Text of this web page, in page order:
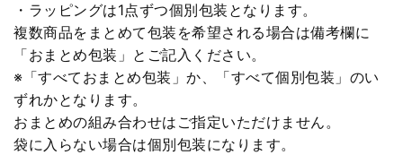
・ラッピングは1点ずつ個別包装となります。
複数商品をまとめて包装を希望される場合は備考欄に
「おまとめ包装」とご記入ください。
※「すべておまとめ包装」か、「すべて個別包装」のい
ずれかとなります。
おまとめの組み合わせはご指定いただけません。
袋に入らない場合は個別包装になります。